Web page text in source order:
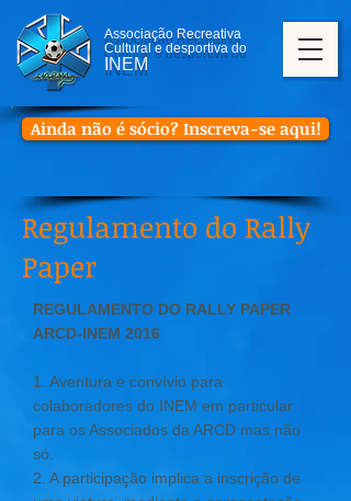
Associação Recreativa
Cultural e desportiva do
INEM
Ainda não é sócio? Inscreva-se aqui!
Regulamento do Rally
Paper
REGULAMENTO DO RALLY PAPER
ARCD-INEM 2016
1. Aventura e convívio para
colaboradores do INEM em particular
para os Associados da ARCD mas não
só.
2. A participação implica a inscrição de